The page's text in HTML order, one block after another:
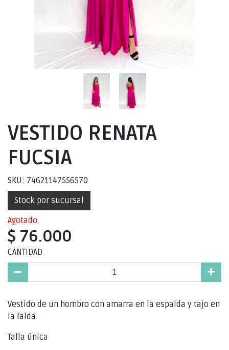
VESTIDO RENATA
FUCSIA
SKU: 74621147556570
Stock por sucursal
Agotado.
$ 76.000
CANTIDAD
Vestido de un hombro con amarra en la espalda y tajo en
la falda.
Talla única